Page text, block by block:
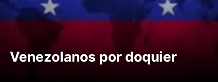
Venezolanos por doquier